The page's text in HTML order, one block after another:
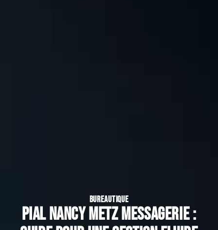
BUREAUTIQUE
Pial Nancy Metz messagerie :